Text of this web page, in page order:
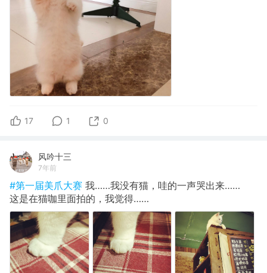
17 1 0
风吟十三
7年前
#第一届美爪大赛 我……我没有猫，哇的一声哭出来……
这是在猫咖里面拍的，我觉得……